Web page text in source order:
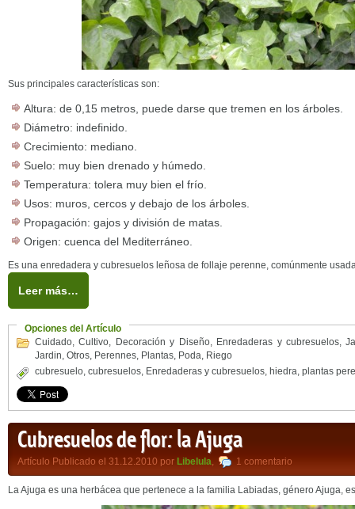
Sus principales características son:
Altura: de 0,15 metros, puede darse que tremen en los árboles.
Diámetro: indefinido.
Crecimiento: mediano.
Suelo: muy bien drenado y húmedo.
Temperatura: tolera muy bien el frío.
Usos: muros, cercos y debajo de los árboles.
Propagación: gajos y división de matas.
Origen: cuenca del Mediterráneo.
Es una enredadera y cubresuelos leñosa de follaje perenne, comúnmente
Leer más…
Opciones del Artículo
Cuidado,Cultivo, Decoración y Diseño, Enredaderas y cubresuelos,
Jardin, Otros, Perennes, Plantas, Poda, Riego
cubresuelo, cubresuelos, Enredaderas y cubresuelos, hiedra, plantas
Cubresuelos de flor: la Ajuga
Artículo Publicado el 31.12.2010 por Libelula, 1 comentario
La Ajuga es una herbácea que pertenece a la familia Labiadas, género Ajuga,